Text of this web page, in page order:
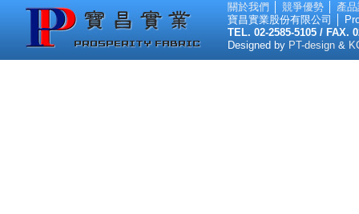
關於我們 競爭優勢
產
寶昌實業股份有限公司 │
TEL. 02-2585-5105 / FAX.
Designed by PT-design &